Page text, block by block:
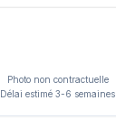
Photo non contractuelle
Délai estimé 3-6 semaines